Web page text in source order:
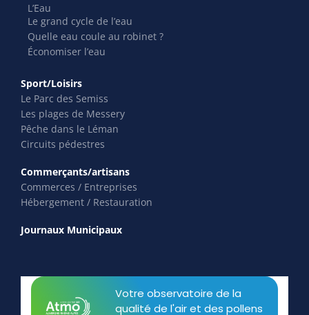
L’Eau
Le grand cycle de l’eau
Quelle eau coule au robinet ?
Économiser l’eau
Sport/Loisirs
Le Parc des Semiss
Les plages de Messery
Pêche dans le Léman
Circuits pédestres
Commerçants/artisans
Commerces / Entreprises
Hébergement / Restauration
Journaux Municipaux